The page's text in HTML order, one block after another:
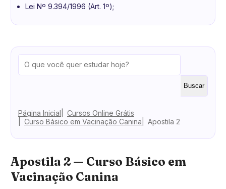
Lei Nº 9.394/1996 (Art. 1º);
Buscar
Página Inicial
Cursos Online Grátis
Curso Básico em Vacinação Canina
Apostila 2
Apostila 2 — Curso Básico em
Vacinação Canina